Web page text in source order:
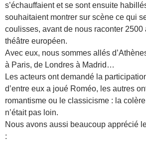
s’échauffaient et se sont ensuite
souhaitaient montrer sur scène ce qui
coulisses, avant de nous raconter 2500
théâtre européen.
Avec eux, nous sommes allés
à Paris, de Londres à Madrid…
Les acteurs ont demandé la
d’entre eux a joué Roméo, les autres
romantisme ou le classicisme : la
n’était pas loin.
Nous avons aussi beaucoup apprécié
: